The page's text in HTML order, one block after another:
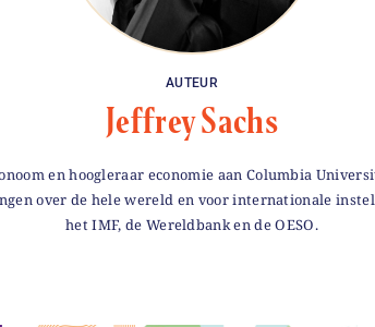
AUTEUR
Jeffrey Sachs
en hoogleraar economie aan Columbia
over de hele wereld en voor internationale
het IMF, de Wereldbank en de OESO.